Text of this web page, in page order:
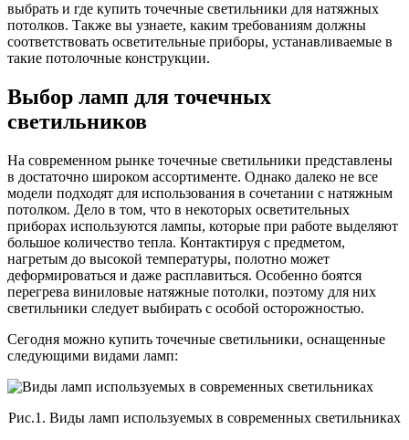
выбрать и где купить точечные светильники для натяжных
потолков. Также вы узнаете, каким требованиям должны
соответствовать осветительные приборы, устанавливаемые в
такие потолочные конструкции.
Выбор ламп для точечных
светильников
На современном рынке точечные светильники представлены
в достаточно широком ассортименте. Однако далеко не все
модели подходят для использования в сочетании с натяжным
потолком. Дело в том, что в некоторых осветительных
приборах используются лампы, которые при работе выделяют
большое количество тепла. Контактируя с предметом,
нагретым до высокой температуры, полотно может
деформироваться и даже расплавиться. Особенно боятся
перегрева виниловые натяжные потолки, поэтому для них
светильники следует выбирать с особой осторожностью.
Сегодня можно купить точечные светильники, оснащенные
следующими видами ламп:
Рис.1. Виды ламп используемых в современных светильниках